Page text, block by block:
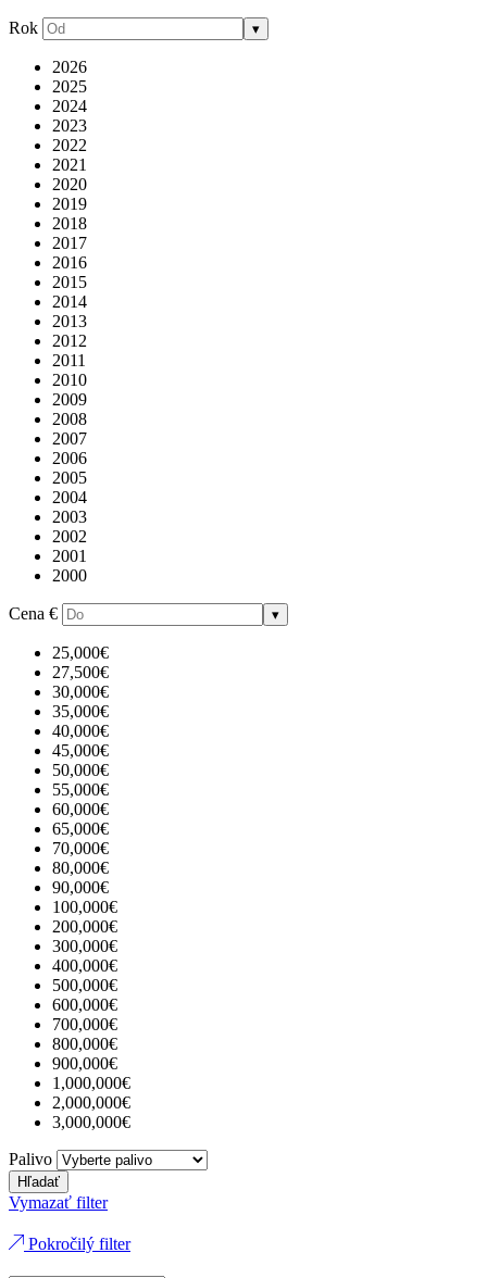
Rok ▾
2026
2025
2024
2023
2022
2021
2020
2019
2018
2017
2016
2015
2014
2013
2012
2011
2010
2009
2008
2007
2006
2005
2004
2003
2002
2001
2000
Cena € ▾
25,000€
27,500€
30,000€
35,000€
40,000€
45,000€
50,000€
55,000€
60,000€
65,000€
70,000€
80,000€
90,000€
100,000€
200,000€
300,000€
400,000€
500,000€
600,000€
700,000€
800,000€
900,000€
1,000,000€
2,000,000€
3,000,000€
Palivo
Hľadať
Vymazať filter
Pokročilý filter